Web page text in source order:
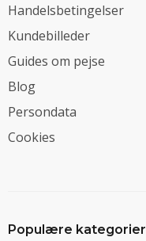
Handelsbetingelser
Kundebilleder
Guides om pejse
Blog
Persondata
Cookies
Populære kategorier